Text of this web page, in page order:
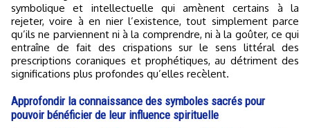
symbolique et intellectuelle qui amènent certains à la
rejeter, voire à en nier l’existence, tout simplement parce
qu’ils ne parviennent ni à la comprendre, ni à la goûter, ce qui
entraîne de fait des crispations sur le sens littéral des
prescriptions coraniques et prophétiques, au détriment des
significations plus profondes qu’elles recèlent.
Approfondir la connaissance des symboles sacrés pour
pouvoir bénéficier de leur influence spirituelle